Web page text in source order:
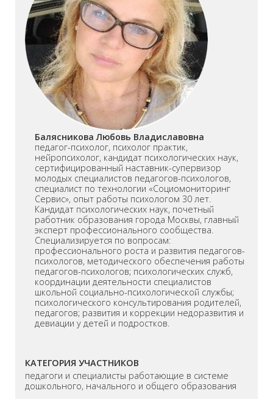
Балясникова Любовь Владиславовна
педагог-психолог, психолог практик,
нейропсихолог, кандидат психологических наук,
сертифицированный наставник-супервизор
молодых специалистов педагогов-психологов,
специалист по технологии «Социомониторинг
Сервис», опыт работы психологом 30 лет.
Кандидат психологических наук, почетный
работник образования города Москвы, главный
эксперт профессионального сообщества.
Специализируется по вопросам:
профессионального роста и развития педагогов-
психологов, методического обеспечения работы
педагогов-психологов; психологических служб,
координации деятельности специалистов
школьной социально-психологической службы;
психологического консультирования родителей,
педагогов; развития и коррекции недоразвития и
девиации у детей и подростков.
КАТЕГОРИЯ УЧАСТНИКОВ
педагоги и специалисты работающие в системе
дошкольного, начального и общего образования